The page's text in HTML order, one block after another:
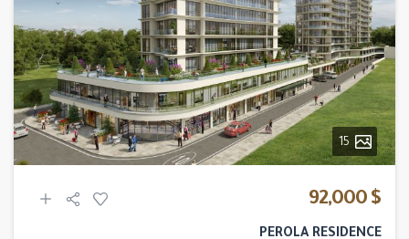
15
$ 92,000
PEROLA RESIDENCE